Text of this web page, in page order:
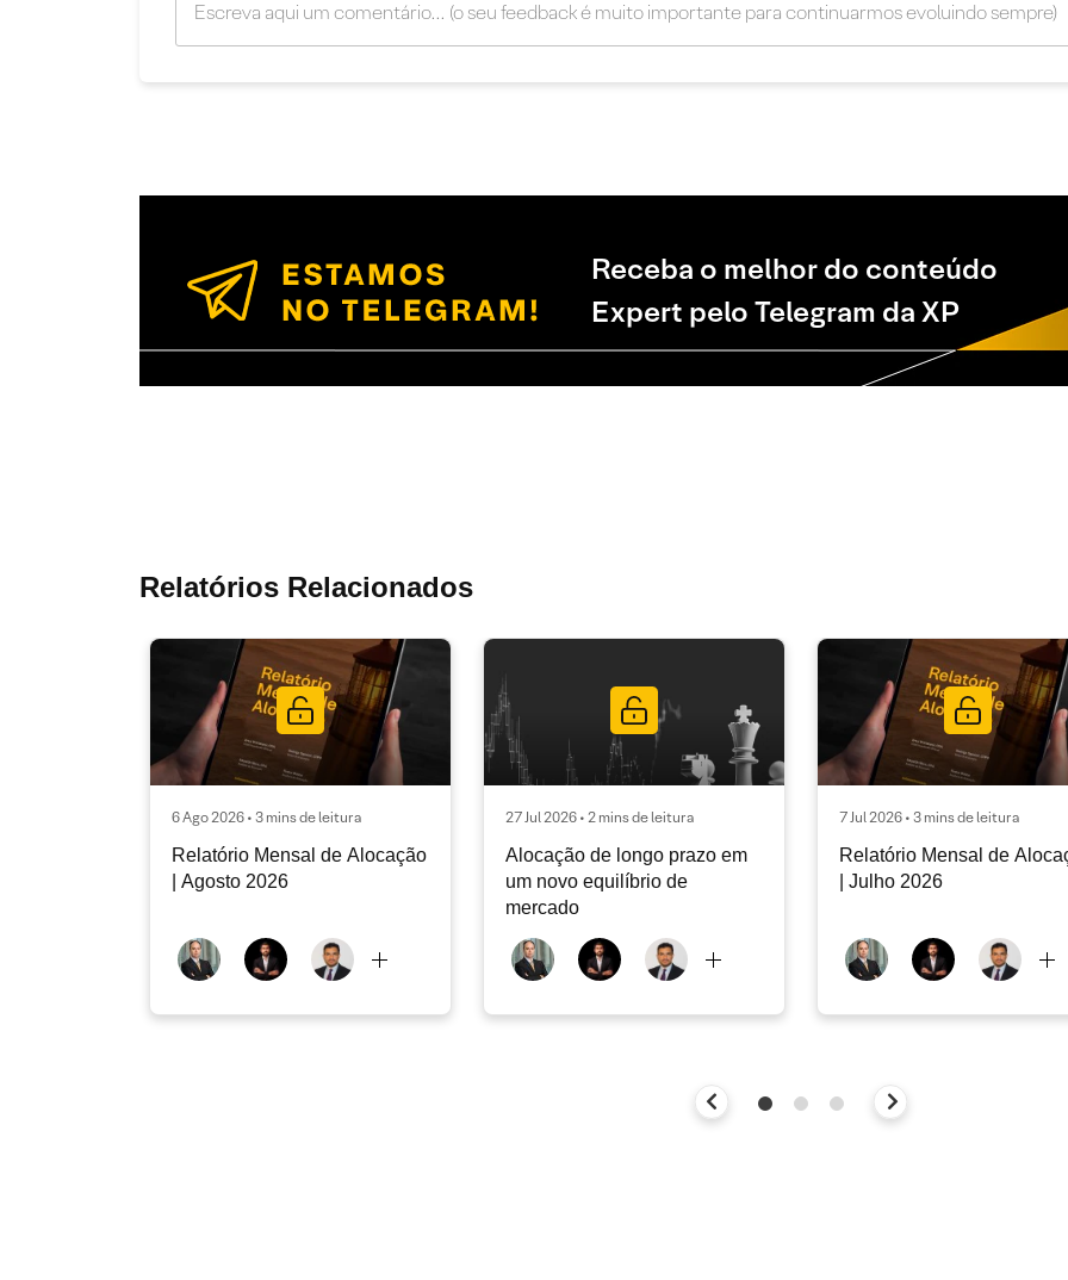
Receba o melhor do conteúdo
Expert pelo Telegram da XP
Relatórios Relacionados
6 Ago 2026 • 3 mins de leitura
Relatório Mensal de Alocação
| Agosto 2026
27 Jul 2026 • 2 mins de leitura
Alocação de longo prazo em
um novo equilíbrio de
mercado
7 Jul 2026 • 3 mins de leitura
Relatório Mensal de
| Julho 2026